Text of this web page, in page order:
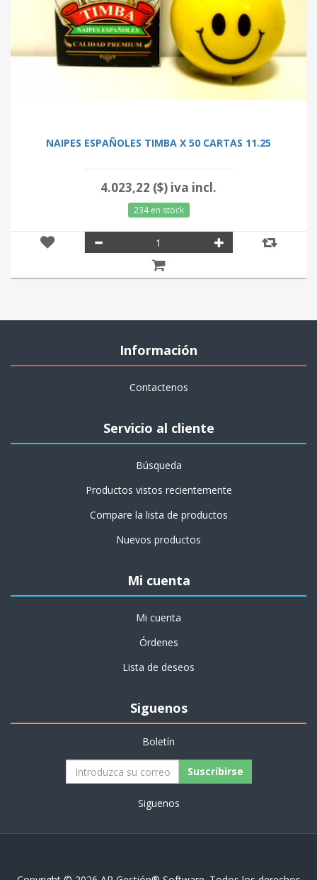
NAIPES ESPAÑOLES TIMBA X 50 CARTAS 11.25
4.023,22 ($) iva incl.
234 en stock
Información
Contactenos
Servicio al cliente
Búsqueda
Productos vistos recientemente
Compare la lista de productos
Nuevos productos
Mi cuenta
Mi cuenta
Órdenes
Lista de deseos
Siguenos
Boletín
Siguenos